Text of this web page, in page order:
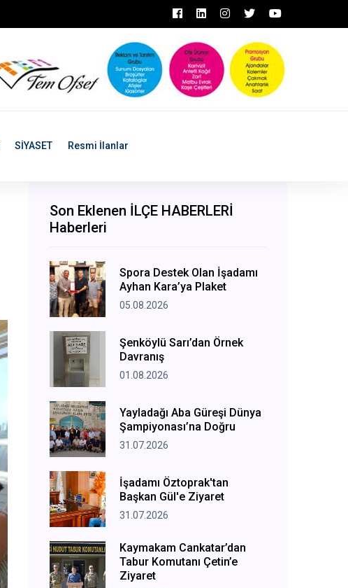
SİYASET Resmi İlanlar
Son Eklenen İLÇE HABERLERİ
Haberleri
Spora Destek Olan İşadamı
Ayhan Kara’ya Plaket
05.08.2026
Şenköylü Sarı’dan Örnek
Davranış
01.08.2026
Yayladağı Aba Güreşi Dünya
Şampiyonası’na Doğru
31.07.2026
İşadamı Öztoprak'tan
Başkan Gül'e Ziyaret
31.07.2026
Kaymakam Cankatar’dan
Tabur Komutanı Çetin’e
Ziyaret